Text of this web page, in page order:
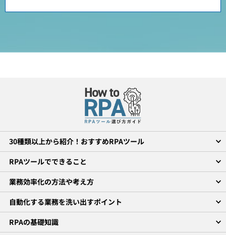
30種類以上から紹介！おすすめRPAツール
RPAツールでできること
業務効率化の方法や考え方
自動化する業務を洗い出すポイント
RPAの基礎知識